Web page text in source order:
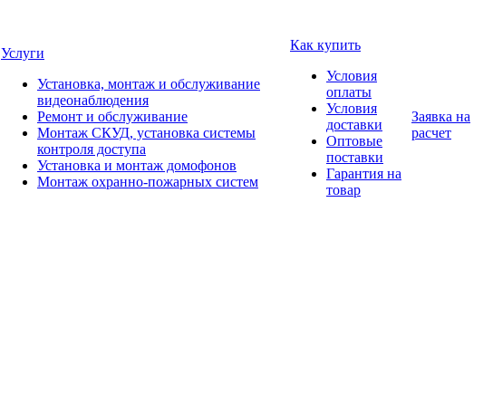
Услуги
Установка, монтаж и обслуживание
видеонаблюдения
Ремонт и обслуживание
Монтаж СКУД, установка системы
контроля доступа
Установка и монтаж домофонов
Монтаж охранно-пожарных систем
Как купить
Условия
оплаты
Условия
доставки
Оптовые
поставки
Гарантия на
товар
Заявка на
расчет